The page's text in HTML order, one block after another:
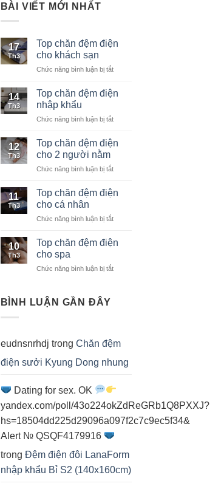
BÀI VIẾT MỚI NHẤT
17
Th3
Top chăn đệm điện
cho khách sạn
Chức năng bình luận bị tắtở
chăn
cho
sạn
14
Th3
Top chăn đệm điện
nhập khẩu
Chức năng bình luận bị tắtở
chăn
nhập
12
Th3
Top chăn đệm điện
cho 2 người nằm
Chức năng bình luận bị tắtở
chăn
cho
người
11
Th3
Top chăn đệm điện
cho cá nhân
Chức năng bình luận bị tắtở
chăn
cho
10
Th3
Top chăn đệm điện
cho spa
Chức năng bình luận bị tắtở
BÌNH LUẬN GẦN ĐÂY
eudnsnrhdj trong Chăn đệm
điện sưởi Kyung Dong nhung
Dating for sex. OK
yandex.com/poll/43o224okZdReGRb1Q8PXXJ?
hs=18504dd225d29096a097f2c7c9ec5f34&
Alert № QSQF4179916
trong Đệm điện đôi LanaForm
nhập khẩu Bỉ S2 (140x160cm)